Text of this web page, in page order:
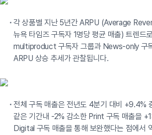
각 상품별 지난 5년간 ARPU (Average
뉴욕 타임즈 구독자 1명당 평균 매출) 트렌드
multiproduct 구독자 그룹과 News-only 구
ARPU 상승 추세가 관찰됩니다.
전체 구독 매출은 전년도 4분기 대비 +9.4%
같은 기간내 -2% 감소한 Print 구독 매출을
Digital 구독 매출을 통해 보완했다는 점에서